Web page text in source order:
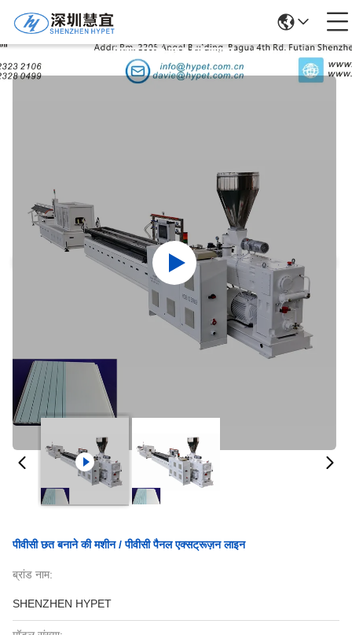
उत्पादों का विवरण
पीवीसी छत बनाने की मशीन / पीवीसी पैनल एक्सट्रूज़न लाइन
ब्रांड नाम:
SHENZHEN HYPET